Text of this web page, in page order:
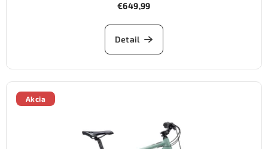
€649,99
Detail
Akcia